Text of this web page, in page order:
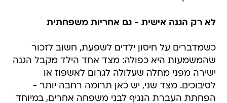
לא רק הגנה אישית - גם אחריות משפחתית
כשמדברים על חיסון ילדים לשפעת, חשוב לזכור
שהמשמעות היא כפולה: מצד אחד הילד מקבל הגנה
ישירה מפני מחלה שעלולה לגרום לאשפוז או
לסיבוכים. מצד שני, יש כאן תרומה רחבה יותר -
הפחתת העברת הנגיף לבני משפחה אחרים, במיוחד